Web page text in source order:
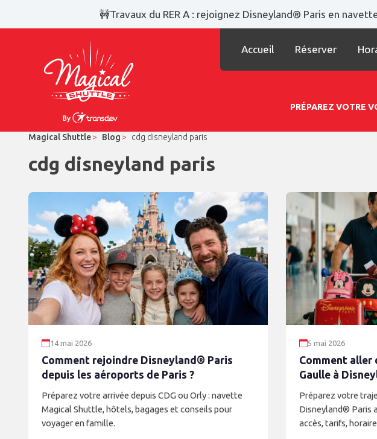
🚧Travaux du RER A : rejoignez Disneyland® Paris en
Accueil Réserver
PRÉPAREZ VOTRE
Magical Shuttle Blog cdg disneyland paris
cdg disneyland paris
14 mai 2026
Comment rejoindre Disneyland® Paris
depuis les aéroports de Paris ?
Préparez votre arrivée depuis CDG ou Orly : navette
Magical Shuttle, hôtels, bagages et conseils pour
voyager en famille.
5 mai 2026
Comment aller
Gaulle à
Préparez votre
Disneyland® Paris
accès, tarifs,